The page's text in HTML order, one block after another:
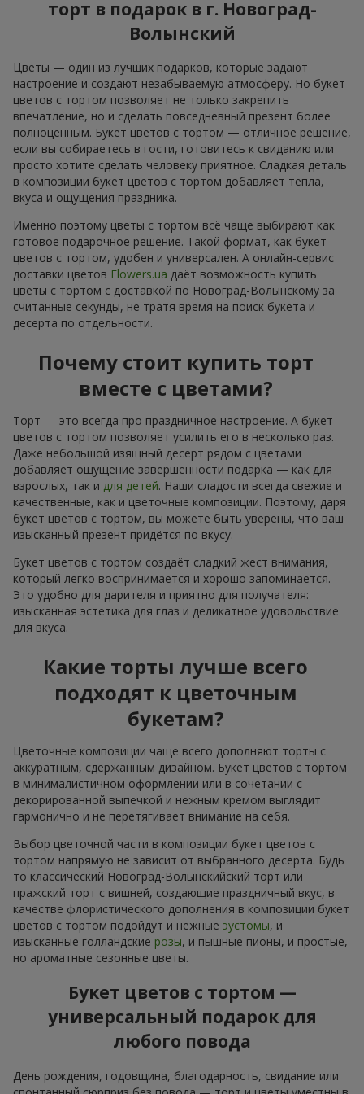
торт в подарок в г. Новоград-
Волынский
Цветы — один из лучших подарков, которые задают
настроение и создают незабываемую атмосферу. Но букет
цветов с тортом позволяет не только закрепить
впечатление, но и сделать повседневный презент более
полноценным. Букет цветов с тортом — отличное решение,
если вы собираетесь в гости, готовитесь к свиданию или
просто хотите сделать человеку приятное. Сладкая деталь
в композиции букет цветов с тортом добавляет тепла,
вкуса и ощущения праздника.
Именно поэтому цветы с тортом всё чаще выбирают как
готовое подарочное решение. Такой формат, как букет
цветов с тортом, удобен и универсален. А онлайн-сервис
доставки цветов Flowers.ua даёт возможность купить
цветы с тортом с доставкой по Новоград-Волынскому за
считанные секунды, не тратя время на поиск букета и
десерта по отдельности.
Почему стоит купить торт
вместе с цветами?
Торт — это всегда про праздничное настроение. А букет
цветов с тортом позволяет усилить его в несколько раз.
Даже небольшой изящный десерт рядом с цветами
добавляет ощущение завершённости подарка — как для
взрослых, так и для детей. Наши сладости всегда свежие и
качественные, как и цветочные композиции. Поэтому, даря
букет цветов с тортом, вы можете быть уверены, что ваш
изысканный презент придётся по вкусу.
Букет цветов с тортом создаёт сладкий жест внимания,
который легко воспринимается и хорошо запоминается.
Это удобно для дарителя и приятно для получателя:
изысканная эстетика для глаз и деликатное удовольствие
для вкуса.
Какие торты лучше всего
подходят к цветочным
букетам?
Цветочные композиции чаще всего дополняют торты с
аккуратным, сдержанным дизайном. Букет цветов с тортом
в минималистичном оформлении или в сочетании с
декорированной выпечкой и нежным кремом выглядит
гармонично и не перетягивает внимание на себя.
Выбор цветочной части в композиции букет цветов с
тортом напрямую не зависит от выбранного десерта. Будь
то классический Новоград-Волынскийский торт или
пражский торт с вишней, создающие праздничный вкус, в
качестве флористического дополнения в композиции букет
цветов с тортом подойдут и нежные эустомы, и
изысканные голландские розы, и пышные пионы, и простые,
но ароматные сезонные цветы.
Букет цветов с тортом —
универсальный подарок для
любого повода
День рождения, годовщина, благодарность, свидание или